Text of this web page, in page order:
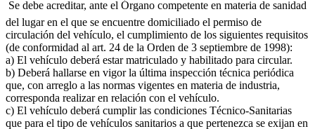
 Se debe acreditar, ante el Órgano competente en materia de sanidad
del lugar en el que se encuentre domiciliado el permiso de
circulación del vehículo, el cumplimiento de los siguientes requisitos
(de conformidad al art. 24 de la Orden de 3 septiembre de 1998):
a) El vehículo deberá estar matriculado y habilitado para circular.
b) Deberá hallarse en vigor la última inspección técnica periódica
que, con arreglo a las normas vigentes en materia de industria,
corresponda realizar en relación con el vehículo.
c) El vehículo deberá cumplir las condiciones Técnico-Sanitarias
que para el tipo de vehículos sanitarios a que pertenezca se exijan en